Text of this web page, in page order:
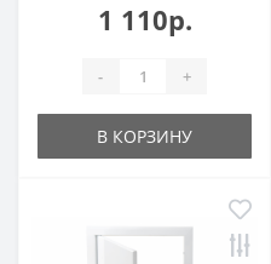
1 110р.
- +
В КОРЗИНУ